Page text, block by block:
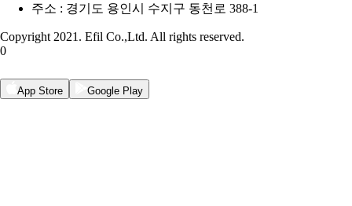
주소 : 경기도 용인시 수지구 동천로 388-1
Copyright 2021. Efil Co.,Ltd. All rights reserved.
0
App Store Google Play